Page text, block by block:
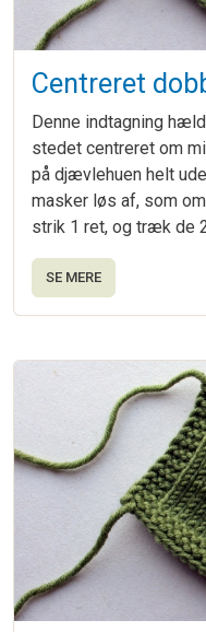
Centreret
Denne indtagning
stedet centreret om
på djævlehuen helt
masker løs af, som
strik 1 ret, og træk de
SE MERE